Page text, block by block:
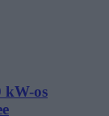
kW-os